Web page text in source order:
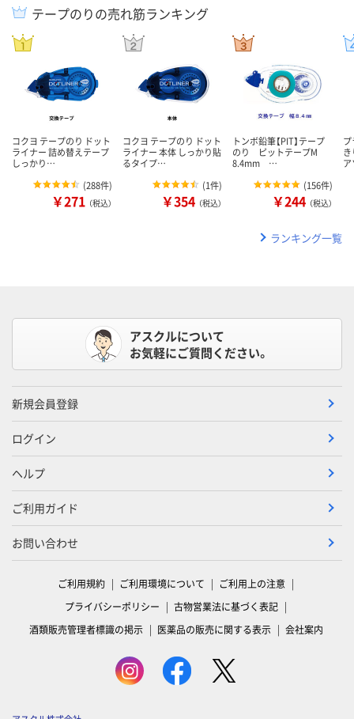
テープのりの売れ筋ランキング
コクヨ テープのり ドット
ライナー 詰め替えテープ
しっかり…
(288件)
￥271 （税込）
コクヨ テープのり ドット
ライナー 本体 しっかり貼
るタイプ…
(1件)
￥354 （税込）
トンボ鉛筆【PIT】テープ
のり ピットテープM
8.4mm …
(156件)
￥244 （税込）
ランキング一覧
アスクルについて
お気軽にご質問ください。
新規会員登録
ログイン
ヘルプ
ご利用ガイド
お問い合わせ
ご利用規約 ご利用環境について
ご利用上の注意
プライバシーポリシー
古物営業法に基づく表記
酒類販売管理者標識の掲示
医薬品の販売に関する表示 会社案内